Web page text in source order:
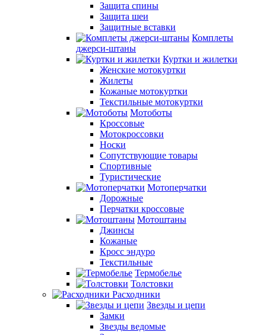
Защита спины
Защита шеи
Защитные вставки
Комплеты
джерси-штаны
Куртки и жилетки
Женские мотокуртки
Жилеты
Кожаные мотокуртки
Текстильные мотокуртки
Мотоботы
Кроссовые
Мотокроcсовки
Носки
Сопутствующие товары
Спортивные
Туристические
Мотоперчатки
Дорожные
Перчатки кроссовые
Мотоштаны
Джинсы
Кожаные
Кросс эндуро
Текстильные
Термобелье
Толстовки
Расходники
Звезды и цепи
Замки
Звезды ведомые